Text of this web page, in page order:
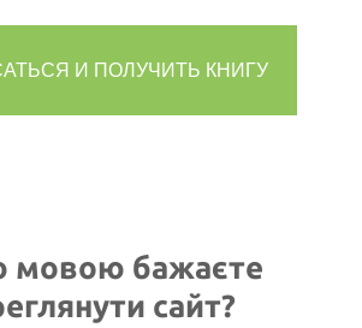
мовою бажаєте
сайт?